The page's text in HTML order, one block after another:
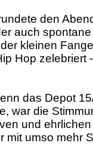
den
auch
kleinen
Hop zelebriert
das Depot
war die
und
mit umso mehr